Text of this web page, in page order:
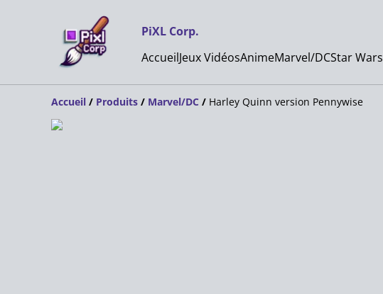
PiXL Corp.
AccueilJeux VidéosAnimeMarvel/DCStar Wars
Accueil / Produits / Marvel/DC / Harley Quinn version Pennywise